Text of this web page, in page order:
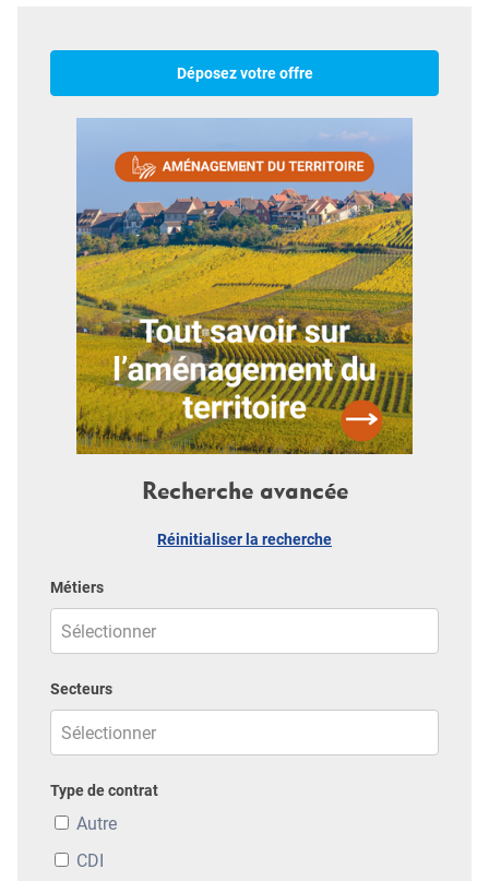
Déposez votre offre
Recherche avancée
Réinitialiser la recherche
Métiers
Secteurs
Type de contrat
Autre
CDI